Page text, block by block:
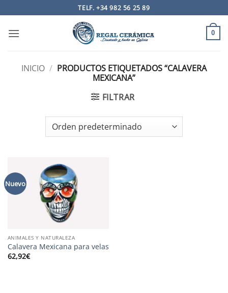
al
contenido
TELF. +34 982 56 25 89
0
INICIO / PRODUCTOS ETIQUETADOS “CALAVERA
MEXICANA”
FILTRAR
Nuevo
ANIMALES Y NATURALEZA
Calavera Mexicana para velas
62,92€